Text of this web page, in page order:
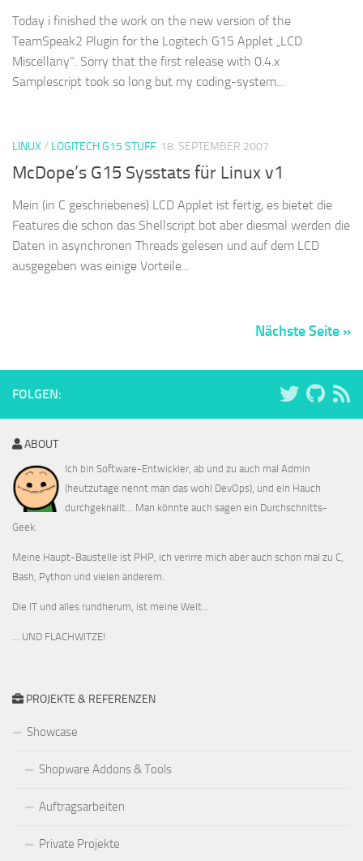
Today i finished the work on the new version of the
TeamSpeak2 Plugin for the Logitech G15 Applet „LCD
Miscellany“. Sorry that the first release with 0.4.x
Samplescript took so long but my coding-system...
LINUX/ LOGITECH G15 STUFF 18. SEPTEMBER 2007
McDope’s G15 Sysstats für Linux v1
Mein (in C geschriebenes) LCD Applet ist fertig, es bietet die
Features die schon das Shellscript bot aber diesmal werden die
Daten in asynchronen Threads gelesen und auf dem LCD
ausgegeben was einige Vorteile...
Nächste Seite »
FOLGEN:
ABOUT
Ich bin Software-Entwickler, ab und zu auch mal Admin
(heutzutage nennt man das wohl DevOps), und ein Hauch
durchgeknallt... Man könnte auch sagen ein Durchschnitts-
Geek.
Meine Haupt-Baustelle ist PHP, ich verirre mich aber auch schon mal zu C,
Bash, Python und vielen anderem.
Die IT und alles rundherum, ist meine Welt...
… UND FLACHWITZE!
PROJEKTE & REFERENZEN
Showcase
Shopware Addons & Tools
Auftragsarbeiten
Private Projekte